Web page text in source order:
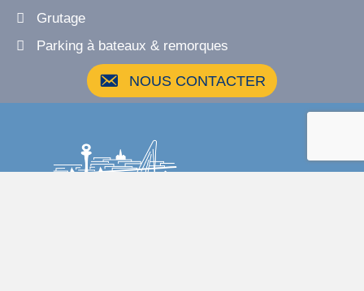
Grutage
Parking à bateaux & remorques
NOUS CONTACTER